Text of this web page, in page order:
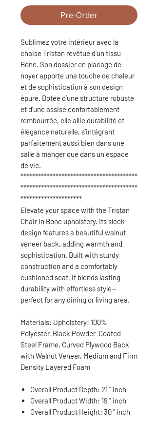
Pre-Order
Sublimez votre intérieur avec la
chaise Tristan revêtue d’un tissu
Bone . Son dossier en placage de
noyerapporte une touche de chaleur
et de sophistication à son design
épuré. Dotée d’une structure robuste
et d’une assise confortablement
rembourrée, elle allie durabilité et
élégance naturelle, s’intégrant
parfaitement aussi bien dans une
salle à manger que dans un espace
de vie.
****************************************
****************************************
*********************
Elevate your space with the Tristan
Chair in Bone upholstery. Its sleek
design features a beautiful walnut
veneer back, adding warmth and
sophistication. Built with sturdy
construction and a comfortably
cushioned seat, it blends lasting
durability with effortless style—
perfect for any dining or living area.
Materials: Upholstery: 100%
Polyester, Black Powder-Coated
Steel Frame, Curved Plywood Back
with Walnut Veneer, Medium and Firm
Density Layered Foam
Overall Product Depth: 21 " inch
Overall Product Width: 19 " inch
Overall Product Height: 30 " inch